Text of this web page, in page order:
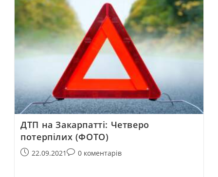
ДТП на Закарпатті: Четверо
потерпілих (ФОТО)
22.09.2021 0 коментарів